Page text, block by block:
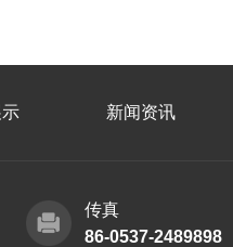
新闻资讯
传真
86-0537-2489898